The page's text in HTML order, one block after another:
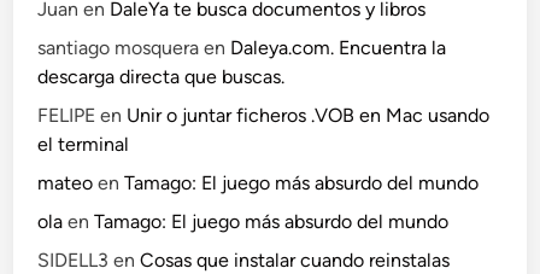
Juan en DaleYa te busca documentos y libros
santiago mosquera en Daleya.com. Encuentra la
descarga directa que buscas.
FELIPE en Unir o juntar ficheros .VOB en Mac usando
el terminal
mateo enTamago: El juego más absurdo del mundo
ola enTamago: El juego más absurdo del mundo
SIDELL3 enCosas que instalar cuando reinstalas